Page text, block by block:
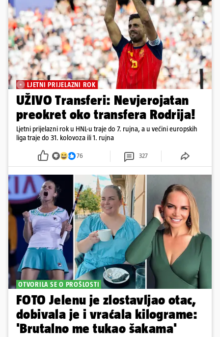
LJETNI PRIJELAZNI ROK
UŽIVO Transferi: Nevjerojatan
preokret oko transfera Rodrija!
Ljetni prijelazni rok u HNL-u traje do 7. rujna, a u većini europskih
liga traje do 31. kolovoza ili 1. rujna
76 327
OTVORILA SE O PROŠLOSTI
FOTO Jelenu je zlostavljao otac,
dobivala je i vraćala kilograme:
'Brutalno me tukao šakama'